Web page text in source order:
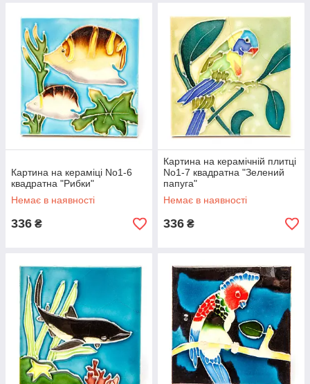
Картина на кераміці No1-6
квадратна "Рибки"
Немає в наявності
336 ₴
Картина на керамічній плитці
No1-7 квадратна "Зелений
папуга"
Немає в наявності
336 ₴